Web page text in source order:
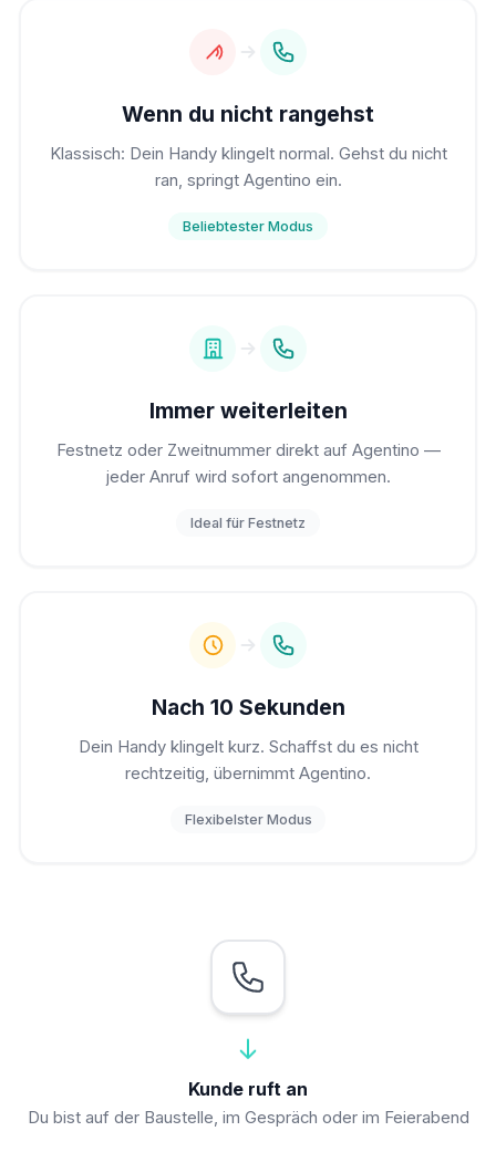
Wenn du nicht rangehst
Klassisch: Dein Handy klingelt normal. Gehst du nicht
ran, springt Agentino ein.
Beliebtester Modus
Immer weiterleiten
Festnetz oder Zweitnummer direkt auf Agentino —
jeder Anruf wird sofort angenommen.
Ideal für Festnetz
Nach 10 Sekunden
Dein Handy klingelt kurz. Schaffst du es nicht
rechtzeitig, übernimmt Agentino.
Flexibelster Modus
Kunde ruft an
Du bist auf der Baustelle, im Gespräch oder im Feierabend